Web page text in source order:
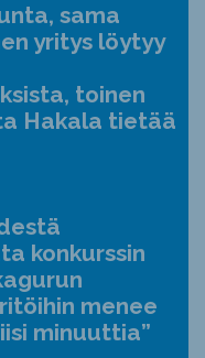
sama
yritys löytyy
toinen
Hakala tietää
konkurssin
menee
minuuttia”